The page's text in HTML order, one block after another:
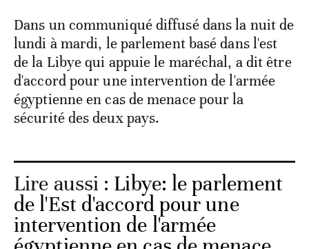
Dans un communiqué diffusé dans la nuit de
lundi à mardi, le parlement basé dans l'est
de la Libye qui appuie le maréchal, a dit être
d'accord pour une intervention de l'armée
égyptienne en cas de menace pour la
sécurité des deux pays.
Lire aussi : Libye: le parlement
de l'Est d'accord pour une
intervention de l'armée